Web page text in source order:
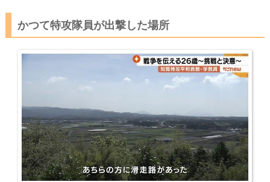
かつて特攻隊員が出撃した場所